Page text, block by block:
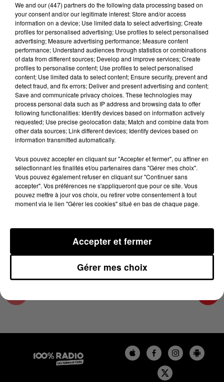
Lecture (1 min 15 sec)
100%
100% Radio l'agenda de Toulouse
15 mai 2025 - 1 min 15 sec
L'AGENDA DE TOULOUSE DU 15/05/2025 À
07H54
L'agenda de Toulouse
We and our (447) partnersdo the following data processing based on
your consent and/or our legitimate interest: Store and/or access
information on a device; Use limited data to select advertising; Create
profiles for personalised advertising; Use profiles to select personalised
advertising; Measure advertising performance; Measure content
performance; Understand audiences through statistics or combinations
of data from different sources; Develop and improve services; Create
profiles to personalise content; Use profiles to select personalised
content; Use limited data to select content; Ensure security, prevent and
detect fraud, and fix errors; Deliver and present advertising and content;
Save and communicate privacy choices. These technologies may
process personal data such as IP address and browsing data to offer
following functionalities: Identify devices based on information actively
requested; Use precise geolocation data; Match and combine data from
other data sources; Link different devices; Identify devices based on
information transmitted automatically.
Vous pouvez accepter en cliquant sur "Accepter et fermer", ou affiner en
sélectionnant les finalités et/ou partenaires dans "Gérer mes choix".
Vous pouvez également refuser en cliquant sur "Continuer sans
accepter". Vos préférences ne s'appliqueront que pour ce site. Vous
pouvez mettre à jour vos choix, ou retirer votre consentement à tout
moment via le lien "Gérer les cookies" situé en bas de chaque page.
Gérer mes choix
Accepter et fermer